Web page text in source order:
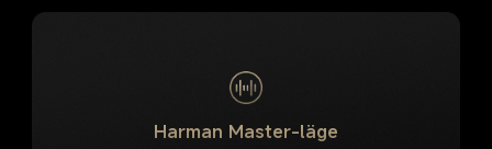
Harman Master-läge